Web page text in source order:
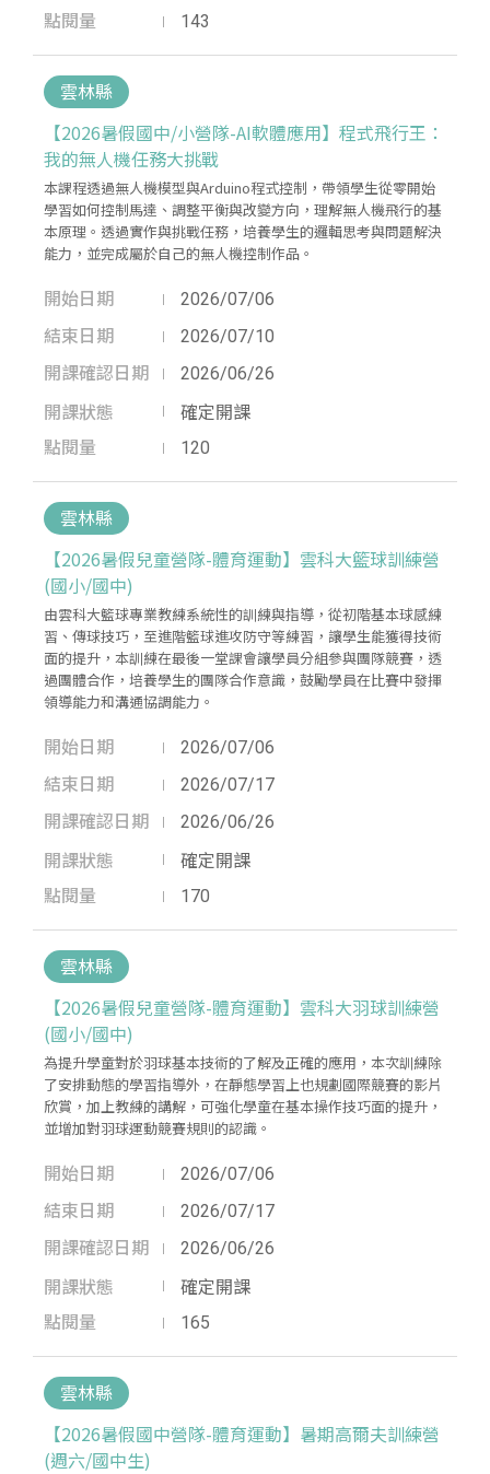
點閱量 143
雲林縣
【2026暑假國中/小營隊-AI軟體應用】程式飛行王：
我的無人機任務大挑戰
本課程透過無人機模型與Arduino程式控制，帶領學生從零開始
學習如何控制馬達、調整平衡與改變方向，理解無人機飛行的基
本原理。透過實作與挑戰任務，培養學生的邏輯思考與問題解決
能力，並完成屬於自己的無人機控制作品。
開始日期
2026/07/06
結束日期
2026/07/10
開課確認日期
2026/06/26
開課狀態 確定開課
點閱量 120
雲林縣
【2026暑假兒童營隊-體育運動】雲科大籃球訓練營
(國小/國中)
由雲科大籃球專業教練系統性的訓練與指導，從初階基本球感練
習、傳球技巧，至進階籃球進攻防守等練習，讓學生能獲得技術
面的提升，本訓練在最後一堂課會讓學員分組參與團隊競賽，透
過團體合作，培養學生的團隊合作意識，鼓勵學員在比賽中發揮
領導能力和溝通協調能力。
開始日期
2026/07/06
結束日期
2026/07/17
開課確認日期
2026/06/26
開課狀態 確定開課
點閱量 170
雲林縣
【2026暑假兒童營隊-體育運動】雲科大羽球訓練營
(國小/國中)
為提升學童對於羽球基本技術的了解及正確的應用，本次訓練除
了安排動態的學習指導外，在靜態學習上也規劃國際競賽的影片
欣賞，加上教練的講解，可強化學童在基本操作技巧面的提升，
並增加對羽球運動競賽規則的認識。
開始日期
2026/07/06
結束日期
2026/07/17
開課確認日期
2026/06/26
開課狀態 確定開課
點閱量 165
雲林縣
【2026暑假國中營隊-體育運動】暑期高爾夫訓練營
(週六/國中生)